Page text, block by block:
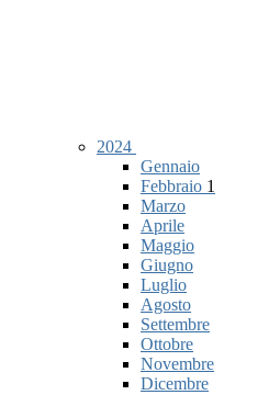
2024
Gennaio
Febbraio 1
Marzo
Aprile
Maggio
Giugno
Luglio
Agosto
Settembre
Ottobre
Novembre
Dicembre